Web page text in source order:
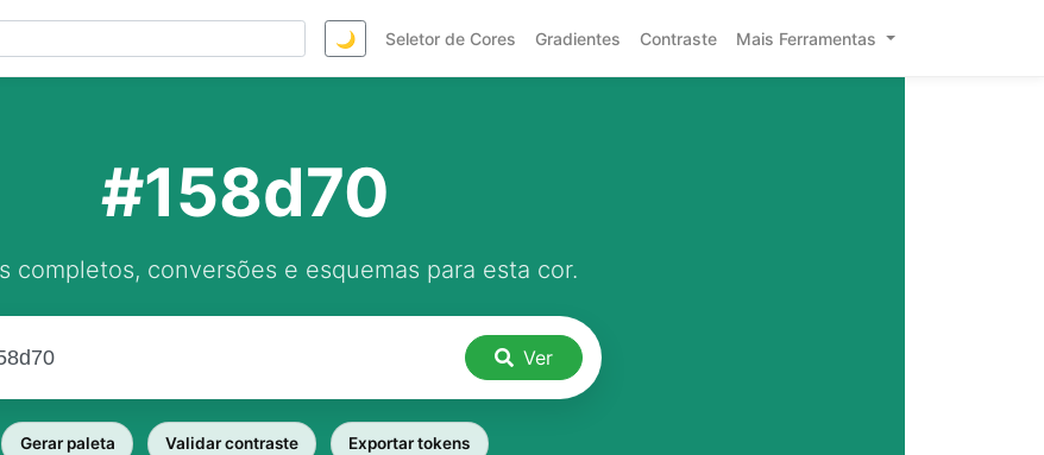
🌙 Seletor de Cores Gradientes Contraste Mais Ferramentas
#158d70
completos, conversões e esquemas para esta cor.
Ver
Gerar paleta Validar contraste Exportar tokens